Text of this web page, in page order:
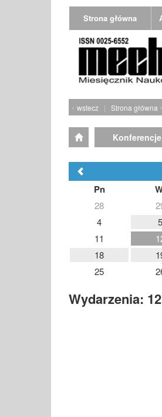
Strona główna
‹ wstecz | Strona główna ›
Pn
28
4
5
11
18
25
Wydarzenia: